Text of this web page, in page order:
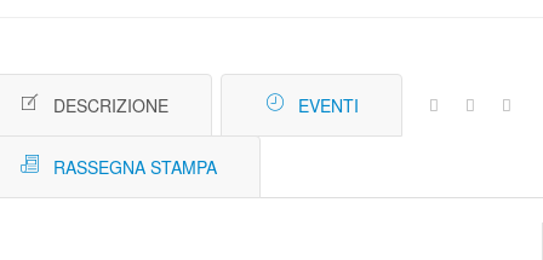
DESCRIZIONE EVENTI
RASSEGNA STAMPA